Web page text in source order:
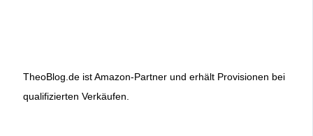
TheoBlog.de ist Amazon-Partner und erhält Provisionen bei
qualifizierten Verkäufen.